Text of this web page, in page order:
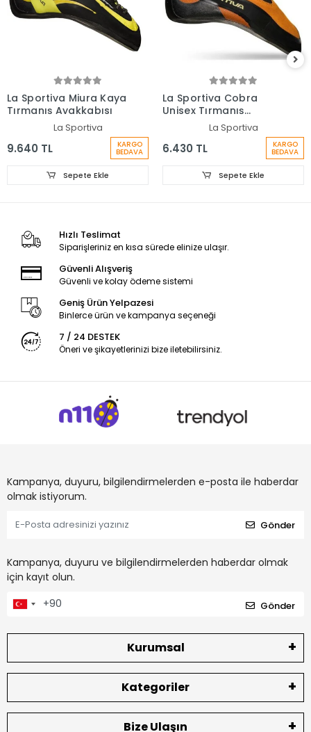
La Sportiva Miura Kaya
Tırmanış Ayakkabısı
La Sportiva
9.640 TL KARGO
BEDAVA
Sepete Ekle
La Sportiva Cobra
Unisex Tırmanış
AyakkabısıLa Sportiva
6.430 TL KARGO
BEDAVA
Sepete Ekle
Hızlı Teslimat
Siparişleriniz en kısa sürede elinize ulaşır.
Güvenli Alışveriş
Güvenli ve kolay ödeme sistemi
Geniş Ürün Yelpazesi
Binlerce ürün ve kampanya seçeneği
7 / 24 DESTEK
Öneri ve şikayetlerinizi bize iletebilirsiniz.
Kampanya, duyuru, bilgilendirmelerden e-posta ile haberdar
olmak istiyorum.
Gönder
Kampanya, duyuru ve bilgilendirmelerden haberdar olmak
için kayıt olun.
Gönder
Kurumsal
Kategoriler
Bize Ulaşın